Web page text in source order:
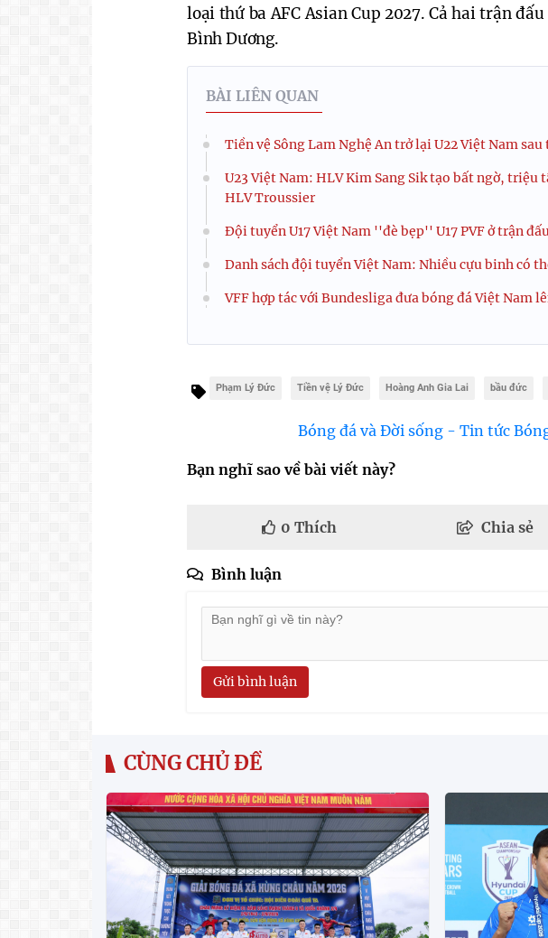
loại thứ ba AFC Asian Cup 2027. Cả hai trận
Bình Dương.
BÀI LIÊN QUAN
Tiền vệ Sông Lam Nghệ An trở lại U22 Việt Nam
U23 Việt Nam: HLV Kim Sang Sik tạo bất ngờ, triệu
HLV Troussier
Đội tuyển U17 Việt Nam ''đè bẹp'' U17 PVF ở trận
Danh sách đội tuyển Việt Nam: Nhiều cựu binh có
VFF hợp tác với Bundesliga đưa bóng đá Việt Nam
Phạm Lý Đức Tiền vệ Lý Đức Hoàng Anh Gia Lai bầu đức
Bóng đá và Đời sống - Tin tức
Bạn nghĩ sao về bài viết này?
0 Thích Chia sẻ
Bình luận
Gửi bình luận
CÙNG CHỦ ĐỀ